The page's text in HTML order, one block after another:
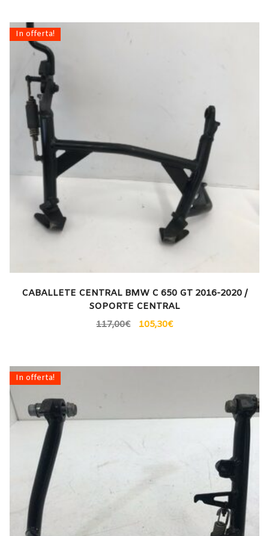
In offerta!
CABALLETE CENTRAL BMW C 650 GT 2016-2020 /
SOPORTE CENTRAL
117,00€ 105,30€
In offerta!